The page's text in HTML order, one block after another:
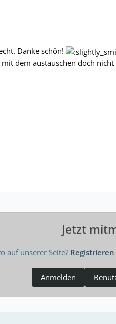
Danke schön!
dem austauschen doch nicht
Jetzt
auf unserer Seite? Registrieren
Anmelden